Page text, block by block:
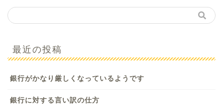
最近の投稿
銀行がかなり厳しくなっているようです
銀行に対する言い訳の仕方